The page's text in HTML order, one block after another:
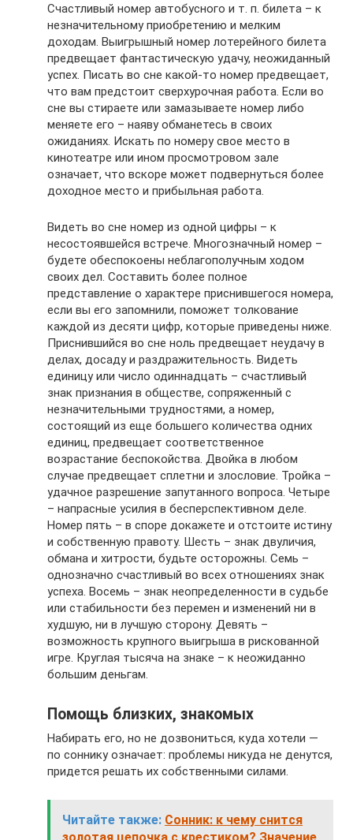
Счастливый номер автобусного и т. п. билета – к
незначительному приобретению и мелким
доходам. Выигрышный номер лотерейного билета
предвещает фантастическую удачу, неожиданный
успех. Писать во сне какой-то номер предвещает,
что вам предстоит сверхурочная работа. Если во
сне вы стираете или замазываете номер либо
меняете его – наяву обманетесь в своих
ожиданиях. Искать по номеру свое место в
кинотеатре или ином просмотровом зале
означает, что вскоре может подвернуться более
доходное место и прибыльная работа.
Видеть во сне номер из одной цифры – к
несостоявшейся встрече. Многозначный номер –
будете обеспокоены неблагополучным ходом
своих дел. Составить более полное
представление о характере приснившегося номера,
если вы его запомнили, поможет толкование
каждой из десяти цифр, которые приведены ниже.
Приснившийся во сне ноль предвещает неудачу в
делах, досаду и раздражительность. Видеть
единицу или число одиннадцать – счастливый
знак признания в обществе, сопряженный с
незначительными трудностями, а номер,
состоящий из еще большего количества одних
единиц, предвещает соответственное
возрастание беспокойства. Двойка в любом
случае предвещает сплетни и злословие. Тройка –
удачное разрешение запутанного вопроса. Четыре
– напрасные усилия в бесперспективном деле.
Номер пять – в споре докажете и отстоите истину
и собственную правоту. Шесть – знак двуличия,
обмана и хитрости, будьте осторожны. Семь –
однозначно счастливый во всех отношениях знак
успеха. Восемь – знак неопределенности в судьбе
или стабильности без перемен и изменений ни в
худшую, ни в лучшую сторону. Девять –
возможность крупного выигрыша в рискованной
игре. Круглая тысяча на знаке – к неожиданно
большим деньгам.
Помощь близких, знакомых
Набирать его, но не дозвониться, куда хотели —
по соннику означает: проблемы никуда не денутся,
придется решать их собственными силами.
Читайте также: Сонник: к чему снится